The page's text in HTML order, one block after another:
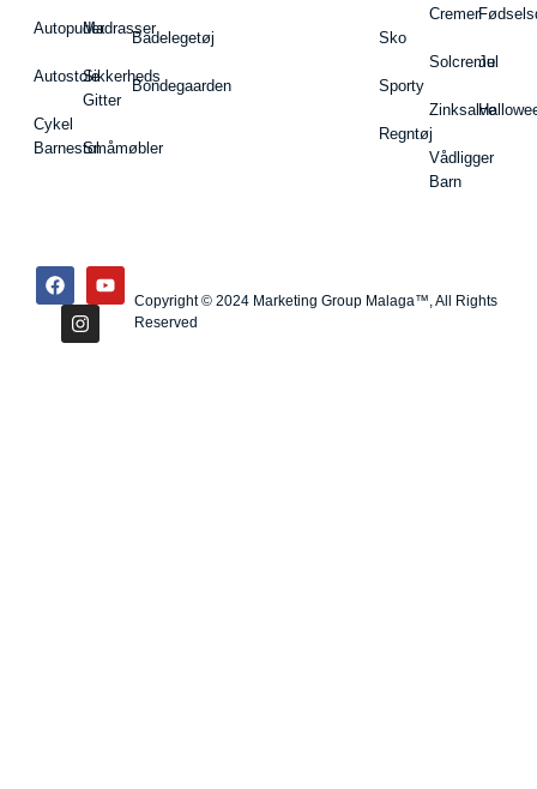
Autopuder
Autostole
Cykel
Barnestol
Madrasser
Sikkerheds
Gitter
Småmøbler
Badelegetøj
Bondegaarden
Sko
Sporty
Regntøj
Cremer
Solcreme
Zinksalve
Vådligger
Barn
Jul
Copyright © 2024 Marketing Group Malaga™, All Rights
Reserved